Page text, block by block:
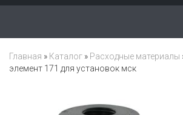
Главная » Каталог » Расходные материалы
элемент 171 для установок мск